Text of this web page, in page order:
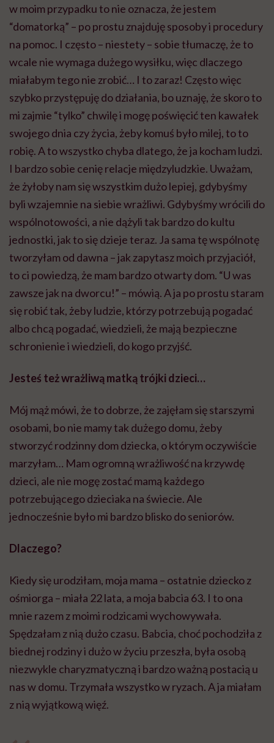
w moim przypadku to nie oznacza, że jestem
“domatorką” – po prostu znajduję sposoby i procedury
na pomoc. I często – niestety – sobie tłumaczę, że to
wcale nie wymaga dużego wysiłku, więc dlaczego
miałabym tego nie zrobić… I to zaraz! Często więc
szybko przystępuję do działania, bo uznaję, że skoro to
mi zajmie “tylko” chwilę i mogę poświęcić ten kawałek
swojego dnia czy życia, żeby komuś było milej, to to
robię. A to wszystko chyba dlatego, że ja kocham ludzi.
I bardzo sobie cenię relacje międzyludzkie. Uważam,
że żyłoby nam się wszystkim dużo lepiej, gdybyśmy
byli wzajemnie na siebie wrażliwi. Gdybyśmy wrócili do
wspólnotowości, a nie dążyli tak bardzo do kultu
jednostki, jak to się dzieje teraz. Ja sama tę wspólnotę
tworzyłam od dawna – jak zapytasz moich przyjaciół,
to ci powiedzą, że mam bardzo otwarty dom. “U was
zawsze jak na dworcu!” – mówią. A ja po prostu staram
się robić tak, żeby ludzie, którzy potrzebują pogadać
albo chcą pogadać, wiedzieli, że mają bezpieczne
schronienie i wiedzieli, do kogo przyjść.
Jesteś też wrażliwą matką trójki dzieci…
Mój mąż mówi, że to dobrze, że zajęłam się starszymi
osobami, bo nie mamy tak dużego domu, żeby
stworzyć rodzinny dom dziecka, o którym oczywiście
marzyłam… Mam ogromną wrażliwość na krzywdę
dzieci, ale nie mogę zostać mamą każdego
potrzebującego dzieciaka na świecie. Ale
jednocześnie było mi bardzo blisko do seniorów.
Dlaczego?
Kiedy się urodziłam, moja mama – ostatnie dziecko z
ośmiorga – miała 22 lata, a moja babcia 63. I to ona
mnie razem z moimi rodzicami wychowywała.
Spędzałam z nią dużo czasu. Babcia, choć pochodziła z
biednej rodziny i dużo w życiu przeszła, była osobą
niezwykle charyzmatyczną i bardzo ważną postacią u
nas w domu. Trzymała wszystko w ryzach. A ja miałam
z nią wyjątkową więź.